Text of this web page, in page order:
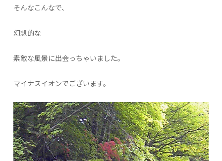
そんなこんなで、
幻想的な
素敵な風景に出会っちゃいました。
マイナスイオンでございます。